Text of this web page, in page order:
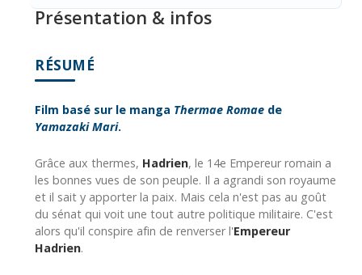
Présentation & infos
RÉSUMÉ
Film basé sur le manga Thermae Romae de
Yamazaki Mari.
Grâce aux thermes, Hadrien, le 14e Empereur romain a
les bonnes vues de son peuple. Il a agrandi son royaume
et il sait y apporter la paix. Mais cela n'est pas au goût
du sénat qui voit une tout autre politique militaire. C'est
alors qu'il conspire afin de renverser l'Empereur
Hadrien.